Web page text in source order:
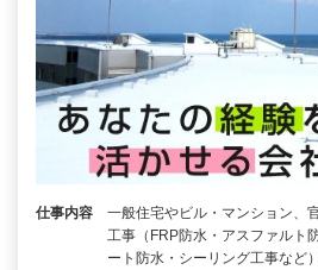
仕事内容
一般住宅やビル・マンション、
工事（FRP防水・アスファルト
ート防水・シーリング工事など